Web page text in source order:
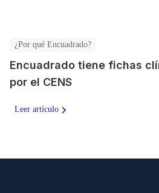
¿Por qué Encuadrado?
Encuadrado tiene fichas
por el CENS
Leer artículo